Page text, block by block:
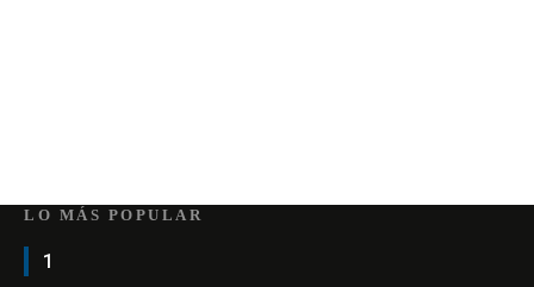
LO MÁS POPULAR
1